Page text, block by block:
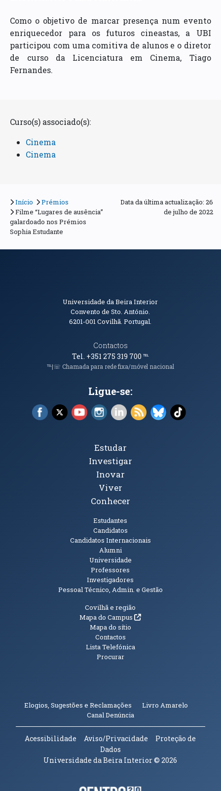
Como o objetivo de marcar presença num evento
enriquecedor para os futuros cineastas, a UBI
participou com uma comitiva de alunos e o diretor
de curso da Licenciatura em Cinema, Tiago
Fernandes.
Curso(s) associado(s):
Cinema
Cinema
Início
Prémios
Filme “Lugares de ausência”
galardoado nos Prémios
Sophia Estudante
Data da última actualização: 26
de julho de 2022
Informações de Contacto
Universidade da Beira Interior
Convento de Sto. António.
6201-001Covilhã. Portugal.
Contactos
Tel. +351 275 319 700℡
℡|☏ Chamada para rede fixa/móvel nacional
Ligue-se:
Facebook (abre em nova janela)
X (abre em nova janela)
YouTube (abre em nova janela)
Instagram (abre em nova janela)
LinkedIn (abre em nova
RSS (abre em nova
Bluesky (abre
TikTok
Tópicos Principais
Estudar
Investigar
Inovar
Viver
Conhecer
Estudantes
Candidatos
Candidatos Internacionais
Alumni
Universidade
Professores
Investigadores
Pessoal Técnico, Admin. e Gestão
Informações Adicionais
Covilhã e região
Mapa do Campus(abre em nova janela)
Mapa do sítio
Contactos
Lista Telefónica
Procurar
Elogios, Sugestões e Reclamações Livro Amarelo
Canal Denúncia(abre em nova janela)
Acessibilidade Aviso/Privacidade
Proteção de
Dados
Universidade da Beira Interior© 2026